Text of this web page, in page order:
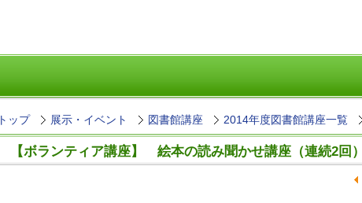
トップ 展示・イベント 図書館講座 2014年度図書館講座一覧
【ボランティア講座】 絵本の読み聞かせ講座（連続2回）